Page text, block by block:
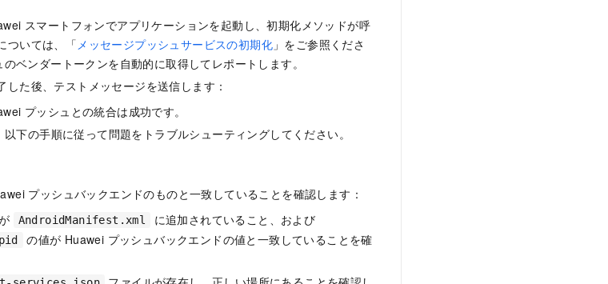
スマートフォンでアプリケーションを起動し、初期化メソッドが呼
ついては、「 メッセージプッシュサービスの初期化 」をご参照くださ
ベンダートークンを自動的に取得してレポートします。
た後、テストメッセージを送信します：
プッシュとの統合は成功です。
下の手順に従って問題をトラブルシューティングしてください。
プッシュバックエンドのものと一致していることを確認します：
AndroidManifest.xml に追加されていること、および
の値が Huawei プッシュバックエンドの値と一致していることを確